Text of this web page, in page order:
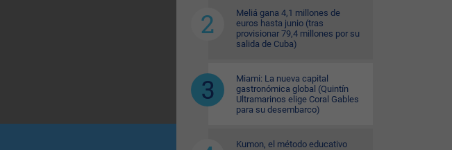
Meliá gana 4,1 millones de
euros hasta junio (tras
provisionar 79,4 millones por su
salida de Cuba)
Miami: La nueva capital
gastronómica global (Quintín
Ultramarinos elige Coral Gables
para su desembarco)
Kumon, el método educativo